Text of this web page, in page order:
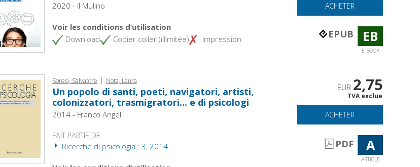
2020 - Il Mulino
Voir les conditions d’utilisation
Download
Copier coller (illimitée) Impression
ACHETER
EPUB EB
E-BOOK
Soresi, Salvatore | Nota, Laura
Un popolo di santi, poeti, navigatori, artisti,
colonizzatori, trasmigratori... e di psicologi
2014 - Franco Angeli
FAIT PARTIE DE
Ricerche di psicologia : 3, 2014
EUR 2,75
TVA exclue
ACHETER
PDF A
ARTICLE